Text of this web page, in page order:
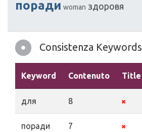
поради woman здоровя
Consistenza Keywords
Keyword Contenuto Title
для 8
поради 7